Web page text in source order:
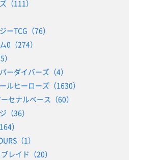
（111）
ーTCG（76）
0（274）
ーダイバーズ（4）
ルヒーローズ（1630）
セナルベース（60）
（36）
）
（1）
レイド（20）